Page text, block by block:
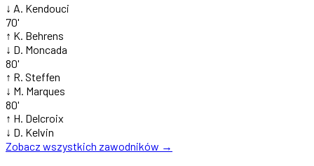
↓ A. Kendouci
70'
↑ K. Behrens
↓ D. Moncada
80'
↑ R. Steffen
↓ M. Marques
80'
↑ H. Delcroix
↓ D. Kelvin
Zobacz wszystkich zawodników →